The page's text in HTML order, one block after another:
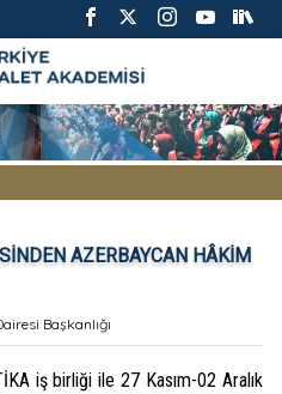
AKADEMİSİ
AZERBAYCAN HÂKİM
Başkanlığı
iş birliği ile 27 Kasım-02 Aralık